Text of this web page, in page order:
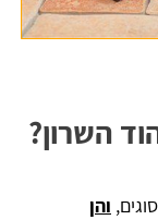
השרון?
והן